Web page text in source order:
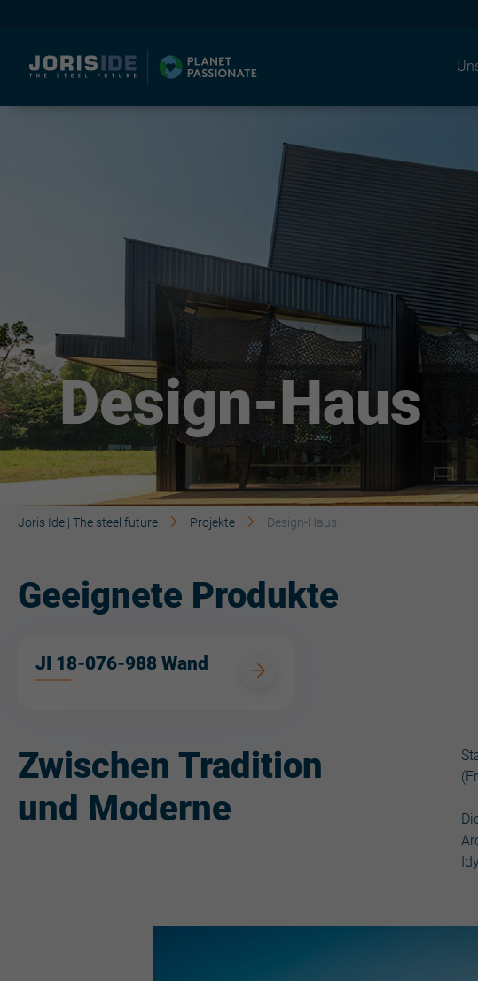
Landwirtschaft
Design-Haus
Joris Ide | The steel future Projekte Design-Haus
Geeignete Produkte
JI 18-076-988 Wand
Zwischen Tradition
und Moderne